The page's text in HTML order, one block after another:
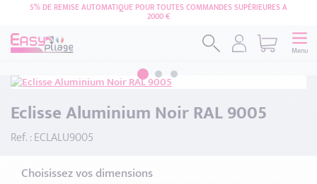
5% DE REMISE AUTOMATIQUE POUR TOUTES COMMANDES SUPÉRIEURES A
2000 €
Menu
Eclisse Aluminium Noir RAL 9005
Ref. : ECLALU9005
Choisissez vos dimensions